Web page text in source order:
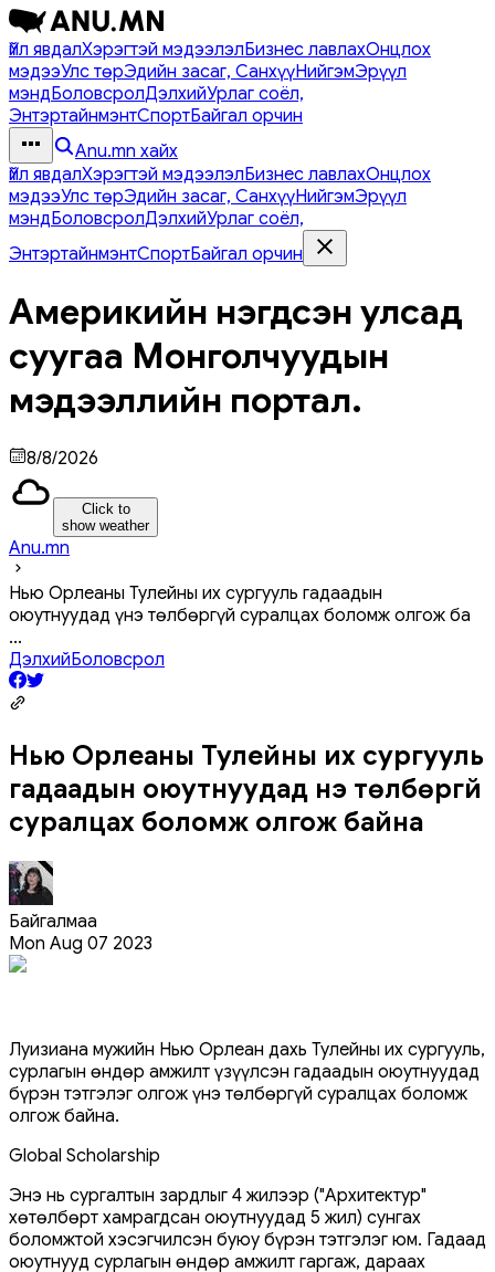
Үйл явдалХэрэгтэй мэдээлэлБизнес лавлахОнцлох
мэдээУлс төрЭдийн засаг, СанхүүНийгэмЭрүүл
мэндБоловсролДэлхийУрлаг соёл,
ЭнтэртайнмэнтСпортБайгал орчин
Anu.mn хайх
Үйл явдалХэрэгтэй мэдээлэлБизнес лавлахОнцлох
мэдээУлс төрЭдийн засаг, СанхүүНийгэмЭрүүл
мэндБоловсролДэлхийУрлаг соёл,
ЭнтэртайнмэнтСпортБайгал орчин
Америкийн нэгдсэн улсад
суугаа Монголчуудын
мэдээллийн портал.
8/8/2026
Click to
show weather
Anu.mn
Нью Орлеаны Тулейны их сургууль гадаадын
оюутнуудад үнэ төлбөргүй суралцах боломж олгож ба
...
ДэлхийБоловсрол
Нью Орлеаны Тулейны их сургууль
гадаадын оюутнуудад үнэ төлбөргүй
суралцах боломж олгож байна
Байгалмаа
Mon Aug 07 2023
Луизиана мужийн Нью Орлеан дахь Тулейны их сургууль,
сурлагын өндөр амжилт үзүүлсэн гадаадын оюутнуудад
бүрэн тэтгэлэг олгож үнэ төлбөргүй суралцах боломж
олгож байна.
Global Scholarship
Энэ нь сургалтын зардлыг 4 жилээр ("Архитектур"
хөтөлбөрт хамрагдсан оюутнуудад 5 жил) сунгах
боломжтой хэсэгчилсэн буюу бүрэн тэтгэлэг юм. Гадаад
оюутнууд сурлагын өндөр амжилт гаргаж, дараах